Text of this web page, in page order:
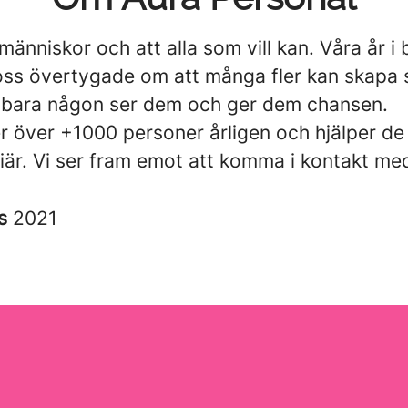
och att alla som vill kan. Våra år i
övertygade om att många fler kan skapa
någon ser dem och ger dem chansen.
över +1000 personer årligen och hjälper
Vi ser fram emot att komma i kontakt
2021